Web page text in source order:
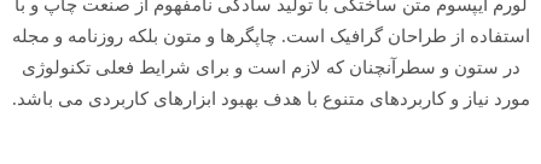
لورم ایپسوم متن ساختگی با تولید سادگی نامفهوم از صنعت چاپ و با
استفاده از طراحان گرافیک است. چاپگرها و متون بلکه روزنامه و مجله
در ستون و سطرآنچنان که لازم است و برای شرایط فعلی تکنولوژی
مورد نیاز و کاربردهای متنوع با هدف بهبود ابزارهای کاربردی می باشد.